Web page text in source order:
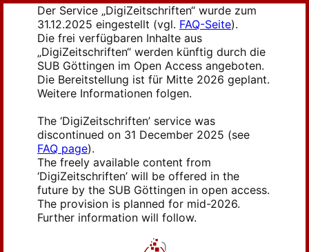
Der Service „DigiZeitschriften“ wurde zum
31.12.2025 eingestellt (vgl. FAQ-Seite).
Die frei verfügbaren Inhalte aus
„DigiZeitschriften“ werden künftig durch die
SUB Göttingen im Open Access angeboten.
Die Bereitstellung ist für Mitte 2026 geplant.
Weitere Informationen folgen.
The ‘DigiZeitschriften’ service was
discontinued on 31 December 2025 (see
FAQ page).
The freely available content from
‘DigiZeitschriften’ will be offered in the
future by the SUB Göttingen in open access.
The provision is planned for mid-2026.
Further information will follow.